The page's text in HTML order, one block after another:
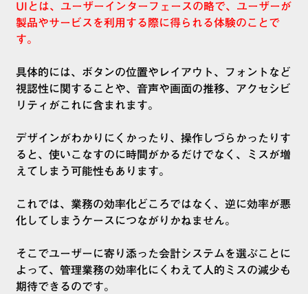
UIとは、ユーザーインターフェースの略で、ユーザーが
製品やサービスを利用する際に得られる体験のことで
す。
具体的には、ボタンの位置やレイアウト、フォントなど
視認性に関することや、音声や画面の推移、アクセシビ
リティがこれに含まれます。
デザインがわかりにくかったり、操作しづらかったりす
ると、使いこなすのに時間がかるだけでなく、ミスが増
えてしまう可能性もあります。
これでは、業務の効率化どころではなく、逆に効率が悪
化してしまうケースにつながりかねません。
そこでユーザーに寄り添った会計システムを選ぶことに
よって、管理業務の効率化にくわえて人的ミスの減少も
期待できるのです。